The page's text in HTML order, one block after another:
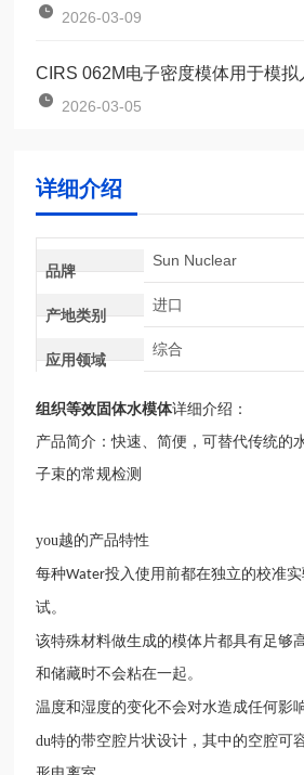
2026-03-09
2026-03-05
详细介绍
品牌
Sun Nuclear
产地类别
进口
应用领域
综合
组织等效固体水模体详细介绍：
产品简介：快速、简便，可替代传统的
子束的常规检测
you越的产品特性
每种Water投入使用前都在独立的校准
试。
该特殊材料做生成的模体片都具有足够
和储藏时不会粘在一起。
温度和湿度的变化不会对水造成任何影响
du特的带空腔片状设计，其中的空腔可